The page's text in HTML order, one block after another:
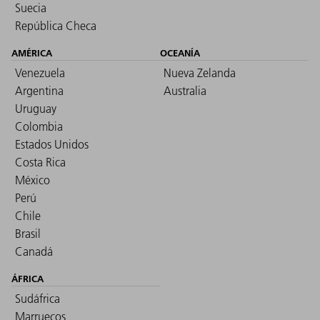
Suecia
República Checa
AMÉRICA
Venezuela
Argentina
Uruguay
Colombia
Estados Unidos
Costa Rica
México
Perú
Chile
Brasil
Canadá
OCEANÍA
Nueva Zelanda
Australia
ÁFRICA
Sudáfrica
Marruecos